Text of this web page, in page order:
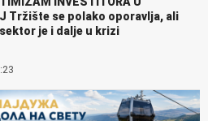
Tržište se polako oporavlja, ali
je i dalje u krizi